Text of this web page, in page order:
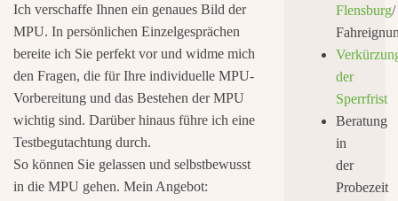
Ich verschaffe Ihnen ein genaues Bild der
MPU. In persönlichen Einzelgesprächen
bereite ich Sie perfekt vor und widme mich
den Fragen, die für Ihre individuelle MPU-
Vorbereitung und das Bestehen der MPU
wichtig sind. Darüber hinaus führe ich eine
Testbegutachtung durch.
So können Sie gelassen und selbstbewusst
in die MPU gehen. Mein Angebot:
Flensburg/
der
Sperrfrist
Beratung
in
der
Probezeit